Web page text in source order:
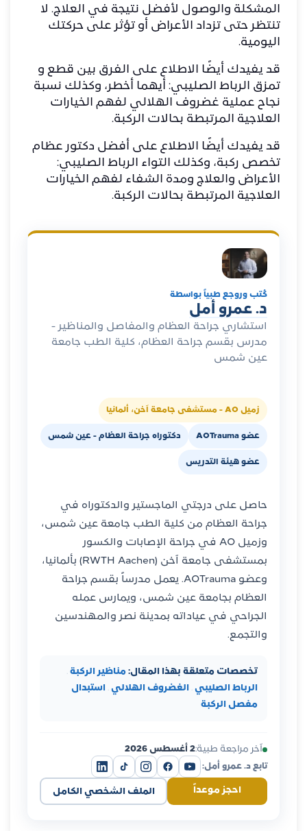
المشكلة والوصول لأفضل نتيجة في العلاج. لا
تنتظر حتى تزداد الأعراض أو تؤثر على حركتك
اليومية.
قد يفيدك أيضًا الاطلاع على
الفرق بين قطع و
تمزق الرباط الصليبي: أيهما أخطر، وكذلك نسبة
نجاح عملية غضروف الهلالي لفهم الخيارات
العلاجية المرتبطة بحالات الركبة.
قد يفيدك أيضًا الاطلاع على
أفضل دكتور عظام
تخصص ركبة، وكذلك
التواء الرباط الصليبي:
الأعراض والعلاج ومدة الشفاء لفهم الخيارات
العلاجية المرتبطة بحالات الركبة.
كُتب وروجع طبياً بواسطة
د. عمرو أمل
استشاري جراحة العظام والمفاصل والمناظير -
مدرس بقسم جراحة العظام، كلية الطب جامعة
عين شمس
زميل AO - مستشفى جامعة آخن، ألمانيا
عضو AOTrauma دكتوراه جراحة العظام - عين شمس
عضو هيئة التدريس
حاصل على درجتي الماجستير والدكتوراه في
جراحة العظام من كلية الطب جامعة عين شمس،
وزميل AO في جراحة الإصابات والكسور
بمستشفى جامعة آخن (RWTH Aachen) بألمانيا،
وعضو AOTrauma. يعمل مدرساً بقسم جراحة
العظام بجامعة عين شمس، ويمارس عمله
الجراحي في عياداته بمدينة نصر والمهندسين
والتجمع.
تخصصات متعلقة بهذا المقال: مناظير الركبة ·
الرباط الصليبي · الغضروف الهلالي ·
استبدال
مفصل الركبة
آخر مراجعة طبية:2 أغسطس 2026
تابع د. عمرو أمل:
احجز موعداً الملف الشخصي الكامل